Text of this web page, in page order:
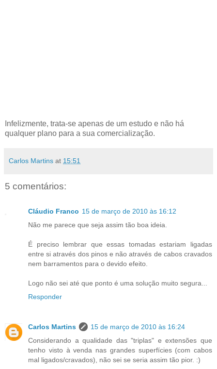
Infelizmente, trata-se apenas de um estudo e não há
qualquer plano para a sua comercialização.
Carlos Martins at 15:51
5 comentários:
Cláudio Franco 15 de março de 2010 às 16:12
Não me parece que seja assim tão boa ideia.
É preciso lembrar que essas tomadas estariam ligadas
entre si através dos pinos e não através de cabos cravados
nem barramentos para o devido efeito.
Logo não sei até que ponto é uma solução muito segura...
Responder
Carlos Martins
15 de março de 2010 às 16:24
Considerando a qualidade das "triplas" e extensões que
tenho visto à venda nas grandes superfícies (com cabos
mal ligados/cravados), não sei se seria assim tão pior. :)